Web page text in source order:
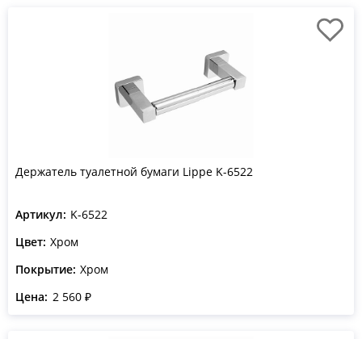
Держатель туалетной бумаги Lippe K-6522
Артикул: K-6522
Цвет: Хром
Покрытие: Хром
Цена: 2 560 ₽